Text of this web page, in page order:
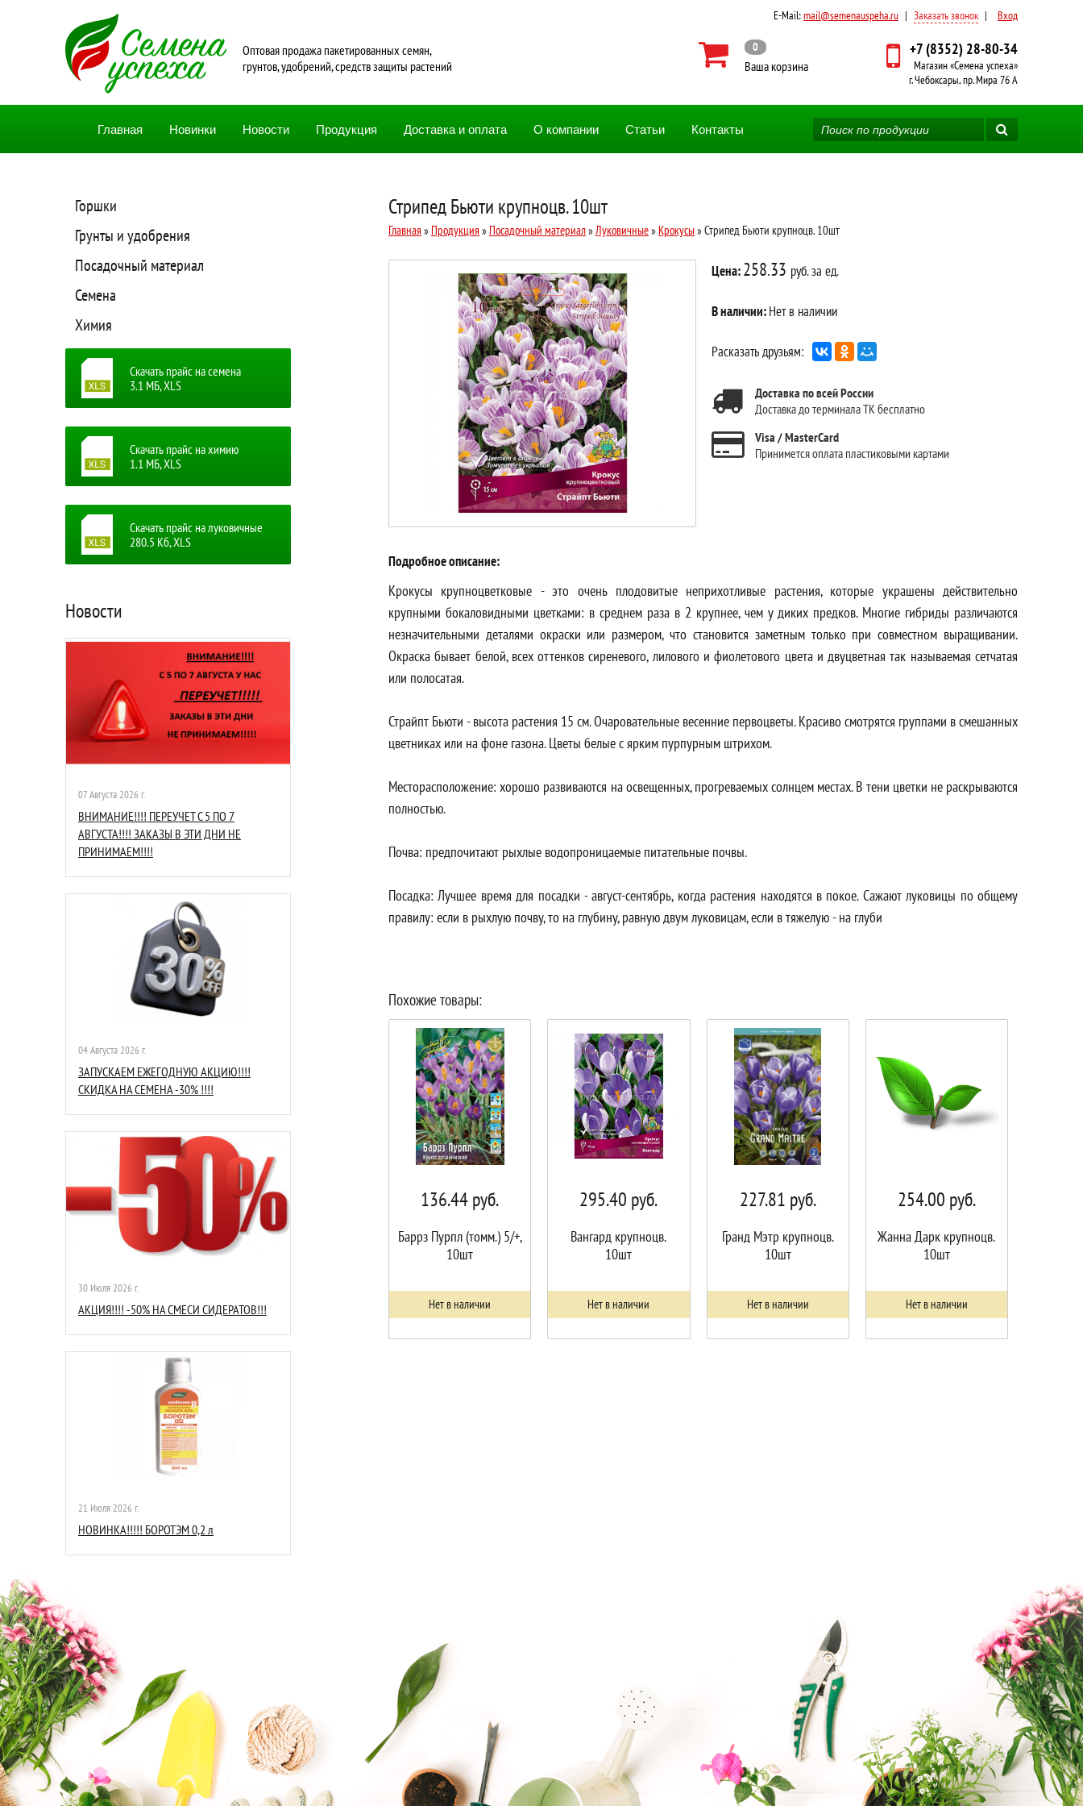
E-Mail:mail@semenauspeha.ru | Заказать звонок | Вход
Oптовая продажа пакетированных семян,
грунтов, удобрений, средств защиты растений
0
Ваша корзина
+7 (8352) 28-80-34
Магазин «Семена успеха»
г. Чебоксары, пр. Мира 76 А
Главная Новинки Новости Продукция Доставка и оплата О компании Статьи Контакты
Горшки
Грунты и удобрения
Посадочный материал
Семена
Химия
Скачать прайс на семена
3.1 MБ, XLS
Скачать прайс на химию
1.1 MБ, XLS
Скачать прайс на луковичные
280.5 Кб, XLS
Новости
07 Августа 2026 г.
ВНИМАНИЕ!!!! ПЕРЕУЧЕТ С 5 ПО 7
АВГУСТА!!!! ЗАКАЗЫ В ЭТИ ДНИ НЕ
ПРИНИМАЕМ!!!!
04 Августа 2026 г.
ЗАПУСКАЕМ ЕЖЕГОДНУЮ АКЦИЮ!!!!
СКИДКА НА СЕМЕНА -30% !!!!
30 Июля 2026 г.
АКЦИЯ!!!! -50% НА СМЕСИ СИДЕРАТОВ!!!
21 Июля 2026 г.
НОВИНКА!!!!! БОРОТЭМ 0,2 л
Стрипед Бьюти крупноцв. 10шт
Главная » Продукция » Посадочный материал» Луковичные» Крокусы» Стрипед Бьюти крупноцв. 10шт
Цена:258.33 руб. за ед.
В наличии:Нет в наличии
Расказать друзьям:
Доставка по всей России
Доставка до терминала ТК бесплатно
Visa / MasterCard
Принимется оплата пластиковыми картами
Подробное описание:
Крокусы крупноцветковые - это очень плодовитые неприхотливые растения, которые украшены действительно
крупными бокаловидными цветками: в среднем раза в 2 крупнее, чем у диких предков. Многие гибриды различаются
незначительными деталями окраски или размером, что становится заметным только при совместном выращивании.
Окраска бывает белой, всех оттенков сиреневого, лилового и фиолетового цвета и двуцветная так называемая сетчатая
или полосатая.
Страйпт Бьюти - высота растения 15 см. Очаровательные весенние первоцветы. Красиво смотрятся группами в смешанных
цветниках или на фоне газона. Цветы белые с ярким пурпурным штрихом.
Месторасположение: хорошо развиваются на освещенных, прогреваемых солнцем местах. В тени цветки не раскрываются
полностью.
Почва: предпочитают рыхлые водопроницаемые питательные почвы.
Посадка: Лучшее время для посадки - август-сентябрь, когда растения находятся в покое. Сажают луковицы по общему
правилу: если в рыхлую почву, то на глубину, равную двум луковицам, если в тяжелую - на глуби
Похожие товары:
136.44руб.
Баррз Пурпл (томм.) 5/+,
10шт
Нет в наличии
295.40 руб.
Вангард крупноцв.
10шт
Нет в наличии
227.81 руб.
Гранд Мэтр крупноцв.
10шт
Нет в наличии
254.00 руб.
Жанна Дарк крупноцв.
10шт
Нет в наличии